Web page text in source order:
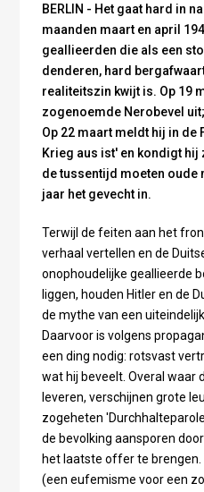
BERLIN - Het gaat hard in
maanden maart en april
geallieerden die als een
denderen, hard
realiteitszin kwijt is. Op 19
zogenoemde Nerobevel
Op 22 maart meldt hij in de
Krieg aus ist' en kondigt
de tussentijd moeten oude
jaar het gevecht in.
Terwijl de feiten aan het
verhaal vertellen en de
onophoudelijke geallieerde
liggen, houden Hitler en de
de mythe van een
Daarvoor is volgens
een ding nodig: rotsvast
wat hij beveelt. Overal waar
leveren, verschijnen grote
zogeheten
de bevolking aansporen
het laatste offer te brengen.
(een eufemisme voor een